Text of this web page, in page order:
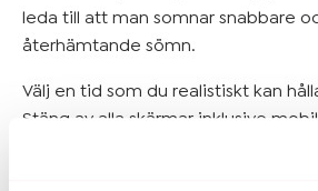
leda till att man somnar snabbare
återhämtande sömn.
Välj en tid som du realistiskt kan
Stäng av alla skärmar inklusive
minst 30 minuter innan du ska